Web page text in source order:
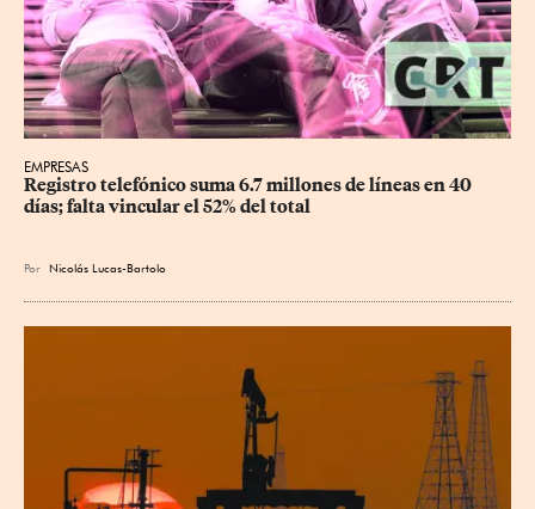
EMPRESAS
Registro telefónico suma 6.7 millones de líneas en 40
días; falta vincular el 52% del total
Por Nicolás Lucas-Bartolo